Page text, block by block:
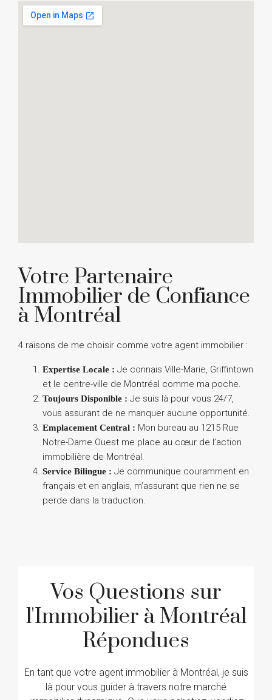
Votre Partenaire
Immobilier de Confiance
à Montréal
4 raisons de me choisir comme votre agent immobilier :
Expertise Locale : Je connais Ville-Marie, Griffintown
et le centre-ville de Montréal comme ma poche.
Toujours Disponible : Je suis là pour vous 24/7,
vous assurant de ne manquer aucune opportunité.
Emplacement Central : Mon bureau au 1215 Rue
Notre-Dame Ouest me place au cœur de l’action
immobilière de Montréal.
Service Bilingue : Je communique couramment en
français et en anglais, m’assurant que rien ne se
perde dans la traduction.
Vos Questions sur
l'Immobilier à Montréal
Répondues
En tant que votre agent immobilier à Montréal, je suis
là pour vous guider à travers notre marché